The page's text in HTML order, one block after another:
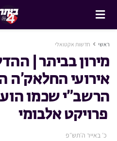
ראשי חדשות אקטואלי
מירון בביתר |
אירועי החלאק’ה
הרשב”י שכמו
פרויקט אלבומי
כ׳ באייר ה׳תש״פ